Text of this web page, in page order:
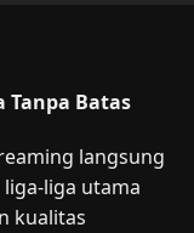
Tanpa Batas
langsung
liga utama
kualitas